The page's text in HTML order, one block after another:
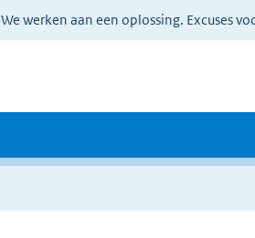
werken aan een oplossing. Excuses